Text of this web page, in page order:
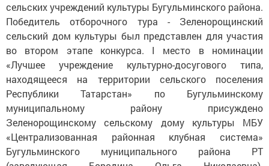
сельских учреждений культуры Бугульминского района.
Победитель отборочного тура - Зеленорощинский
сельский дом культуры был представлен для участия
во втором этапе конкурса. I место в номинации
«Лучшее учреждение культурно-досугового типа,
находящееся на территории сельского поселения
Республики Татарстан» по Бугульминскому
муниципальному району присуждено
Зеленорощинскому сельскому дому культуры МБУ
«Централизованная районная клубная система»
Бугульминского муниципального района РТ